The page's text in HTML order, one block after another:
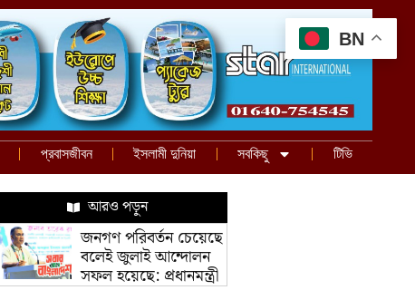
প্রবাসজীবন ইসলামী দুনিয়া সবকিছু টিভি
আরও পড়ুন
জনগণ পরিবর্তন চেয়েছে
বলেই জুলাই আন্দোলন
সফল হয়েছে: প্রধানমন্ত্রী
BN